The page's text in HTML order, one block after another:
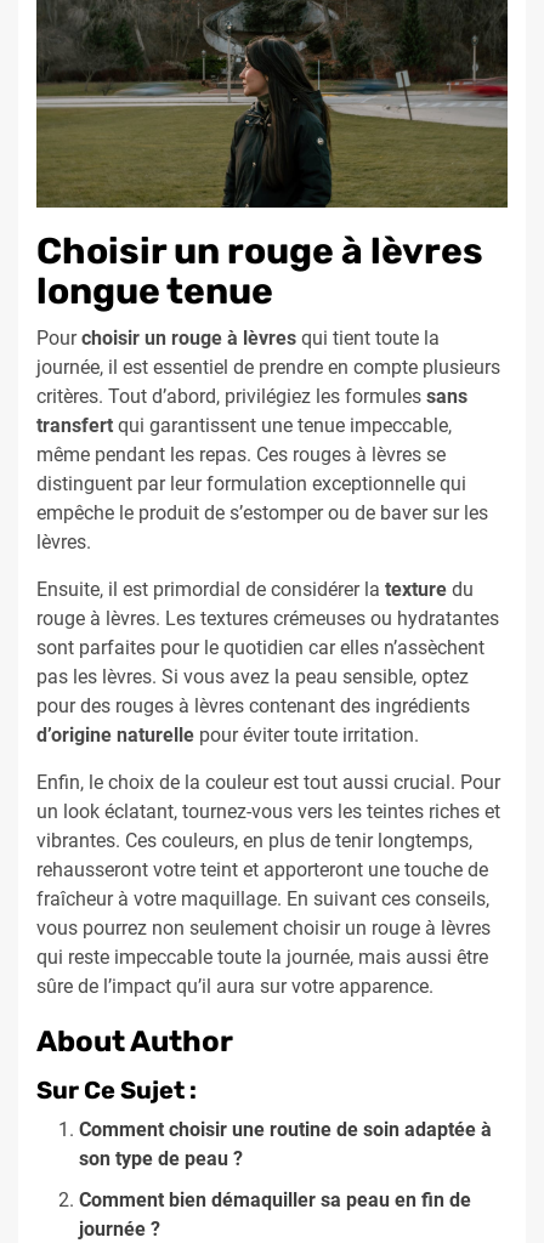
Choisir un rouge à lèvres
longue tenue
Pourchoisir un rouge à lèvres qui tient toute la
journée, il est essentiel de prendre en compte plusieurs
critères. Tout d’abord, privilégiez les formules sans
transfert qui garantissent une tenue impeccable,
même pendant les repas. Ces rouges à lèvres se
distinguent par leur formulation exceptionnelle qui
empêche le produit de s’estomper ou de baver sur les
lèvres.
Ensuite, il est primordial de considérer la texture du
rouge à lèvres. Les textures crémeuses ou hydratantes
sont parfaites pour le quotidien car elles n’assèchent
pas les lèvres. Si vous avez la peau sensible, optez
pour des rouges à lèvres contenant des ingrédients
d’origine naturelle pour éviter toute irritation.
Enfin, le choix de la couleur est tout aussi crucial. Pour
un look éclatant, tournez-vous vers les teintes riches et
vibrantes. Ces couleurs, en plus de tenir longtemps,
rehausseront votre teint et apporteront une touche de
fraîcheur à votre maquillage. En suivant ces conseils,
vous pourrez non seulement choisir un rouge à lèvres
qui reste impeccable toute la journée, mais aussi être
sûre de l’impact qu’il aura sur votre apparence.
About Author
Sur Ce Sujet :
Comment choisir une routine de soin adaptée à
son type de peau ?
Comment bien démaquiller sa peau en fin de
journée ?